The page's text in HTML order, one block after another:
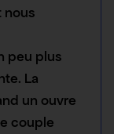
nous
peu plus
La
un ouvre
couple